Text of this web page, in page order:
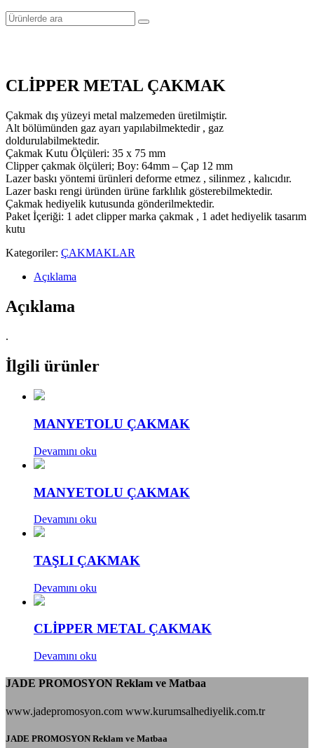
CLİPPER METAL ÇAKMAK
Çakmak dış yüzeyi metal malzemeden üretilmiştir.
Alt bölümünden gaz ayarı yapılabilmektedir , gaz
doldurulabilmektedir.
Çakmak Kutu Ölçüleri: 35 x 75 mm
Clipper çakmak ölçüleri; Boy: 64mm – Çap 12 mm
Lazer baskı yöntemi ürünleri deforme etmez , silinmez , kalıcıdır.
Lazer baskı rengi üründen ürüne farklılık gösterebilmektedir.
Çakmak hediyelik kutusunda gönderilmektedir.
Paket İçeriği: 1 adet clipper marka çakmak , 1 adet hediyelik tasarım
kutu
Kategoriler: ÇAKMAKLAR
Açıklama
Açıklama
.
İlgili ürünler
MANYETOLU ÇAKMAK
Devamını oku
MANYETOLU ÇAKMAK
Devamını oku
TAŞLI ÇAKMAK
Devamını oku
CLİPPER METAL ÇAKMAK
Devamını oku
JADE PROMOSYON Reklam ve Matbaa
www.jadepromosyon.com www.kurumsalhediyelik.com.tr
JADE PROMOSYON Reklam ve Matbaa